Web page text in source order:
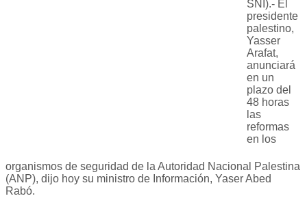
SNI).- El
presidente
palestino,
Yasser
Arafat,
anunciará
en un
plazo del
48 horas
las
reformas
en los
organismos de seguridad de la Autoridad Nacional Palestina
(ANP), dijo hoy su ministro de Información, Yaser Abed
Rabó.